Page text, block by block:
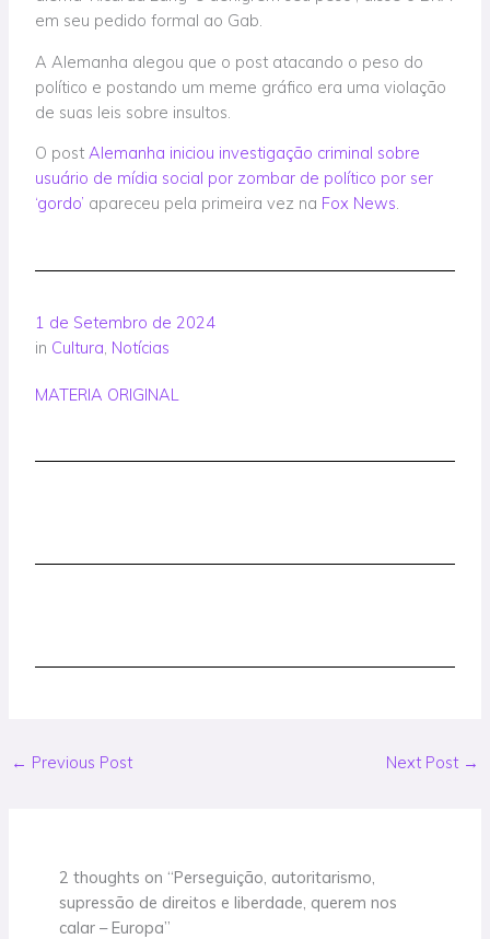
em seu pedido formal ao Gab.
A Alemanha alegou que o post atacando o peso do
político e postando um meme gráfico era uma violação
de suas leis sobre insultos.
O postAlemanha iniciou investigação criminal sobre
usuário de mídia social por zombar de político por ser
‘gordo’ apareceu pela primeira vez na Fox News.
1 de Setembro de 2024
in Cultura Notícias
MATERIA ORIGINAL
← Previous Post Next Post →
2 thoughts on “Perseguição, autoritarismo,
supressão de direitos e liberdade, querem nos
calar – Europa”